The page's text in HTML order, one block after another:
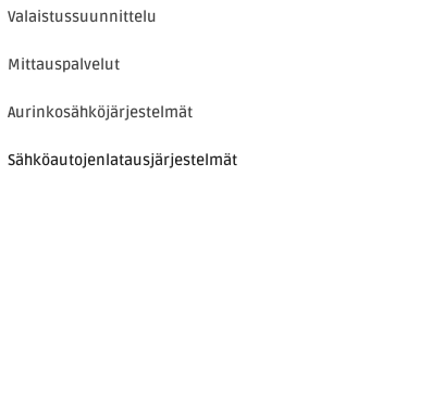
Valaistussuunnittelu
Mittauspalvelut
Aurinkosähköjärjestelmät
Sähköautojenlatausjärjestelmät